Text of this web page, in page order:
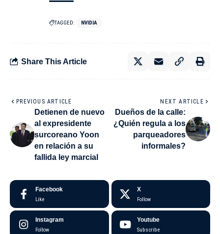
TAGGED: NVIDIA
Share This Article
PREVIOUS ARTICLE
Detienen de nuevo
al expresidente
surcoreano Yoon
en relación a su
fallida ley marcial
NEXT ARTICLE
Dueños de la calle:
¿Quién regula a los
parqueadores
informales?
Facebook
Like
X
Follow
Instagram
Follow
Youtube
Subscribe